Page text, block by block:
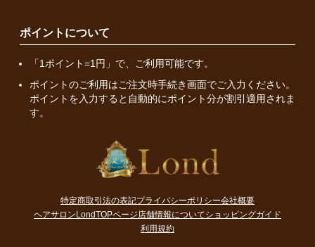
ポイントについて
「1ポイント=1円」で、ご利用可能です。
ポイントのご利用はご注文時手続き画面でご入力ください。
ポイントを入力すると自動的にポイント分が割引適用されま
す。
特定商取引法の表記プライバシーポリシー会社概要
ヘアサロンLondTOPページ店舗情報についてショッピングガイド
利用規約